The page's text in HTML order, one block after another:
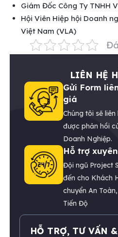
Giám Đốc Công Ty TNHH
Hội Viên Hiệp hội Doanh
Việt Nam (VLA)
LIÊN HỆ
Gửi Form
giá
Chúng tôi sẽ
được phản hồi
Doanh Nghiệp.
Hỗ trợ
Đội ngũ Project
đến cho Khách
chuyển An
Tiến Độ
HỖ TRỢ, TƯ VẤN